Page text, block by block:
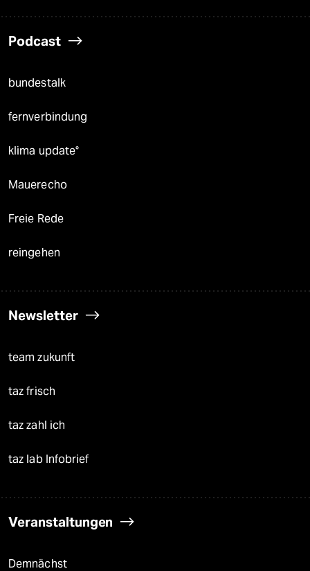
Podcast
bundestalk
fernverbindung
klima update°
Mauerecho
Freie Rede
reingehen
Newsletter
team zukunft
taz frisch
taz zahl ich
taz lab Infobrief
Veranstaltungen
Demnächst